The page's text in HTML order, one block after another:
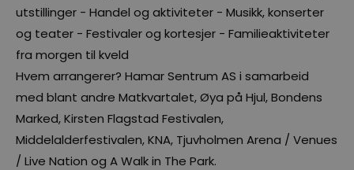
utstillinger - Handel og aktiviteter - Musikk, konserter
og teater - Festivaler og kortesjer - Familieaktiviteter
fra morgen til kveld
Hvem arrangerer? Hamar Sentrum AS i samarbeid
med blant andre Matkvartalet, Øya på Hjul, Bondens
Marked, Kirsten Flagstad Festivalen,
Middelalderfestivalen, KNA, Tjuvholmen Arena / Venues
/ Live Nation og A Walk in The Park.